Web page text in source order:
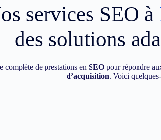
services SEO à
des solutions
complète de prestations en SEO pour répondre
d’acquisition. Voici